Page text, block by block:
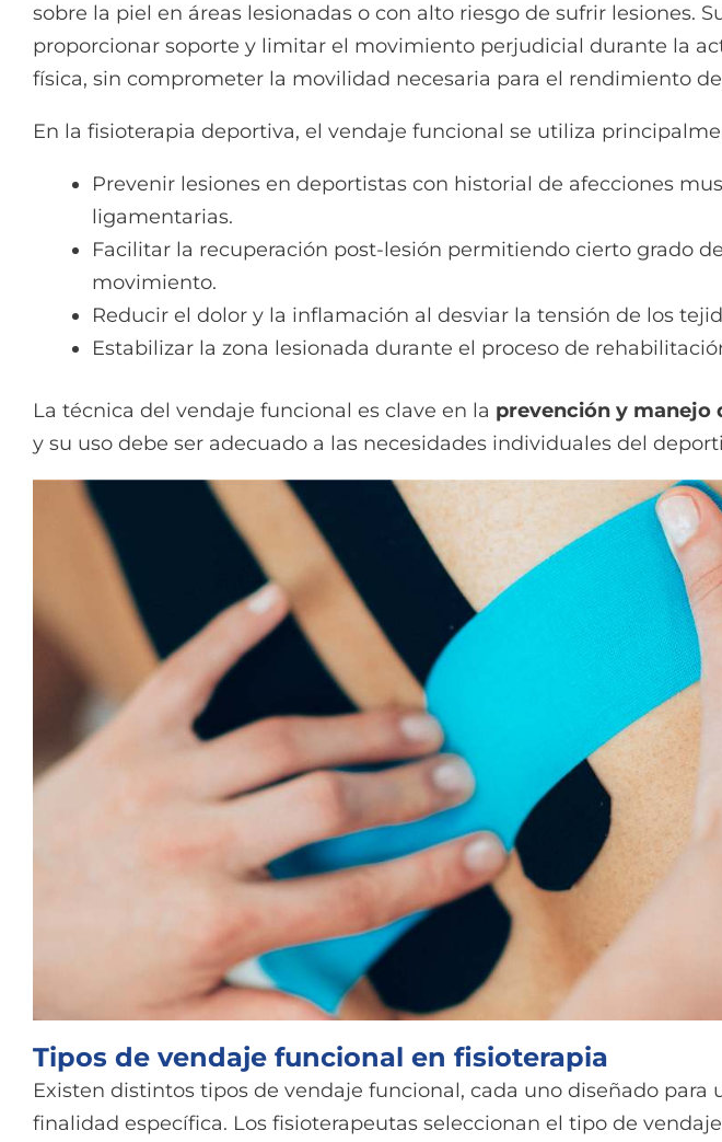
sobre la piel en áreas lesionadas o con alto riesgo de sufrir lesiones.
proporcionar soporte y limitar el movimiento perjudicial durante la
física, sin comprometer la movilidad necesaria para el rendimiento
En la fisioterapia deportiva, el vendaje funcional se utiliza
Prevenir lesiones en deportistas con historial de afecciones
ligamentarias.
Facilitar la recuperación post-lesión permitiendo cierto grado de
movimiento.
Reducir el dolor y la inflamación al desviar la tensión de los
Estabilizar la zona lesionada durante el proceso de
La técnica del vendaje funcional es clave en la prevención y manejo
y su uso debe ser adecuado a las necesidades individuales del
Tipos de vendaje funcional en fisioterapia
Existen distintos tipos de vendaje funcional, cada uno diseñado para
finalidad específica. Los fisioterapeutas seleccionan el tipo de